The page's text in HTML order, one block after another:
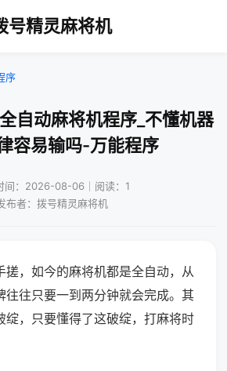
号精灵麻将机
序
自动麻将机程序_不懂机器
容易输吗-万能程序
间：2026-08-06｜阅读：1
布者：拨号精灵麻将机
搓，如今的麻将机都是全自动，从
往往只要一到两分钟就会完成。其
绽，只要懂得了这破绽，打麻将时